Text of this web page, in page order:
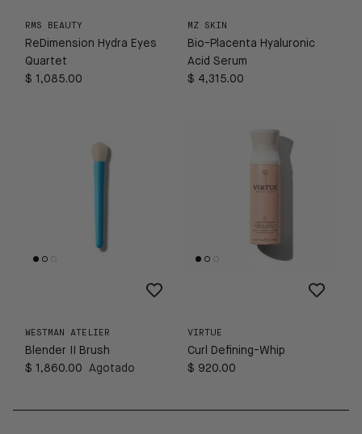
RMS BEAUTY
ReDimension Hydra Eyes
Quartet
$ 1,085.00
MZ SKIN
Bio-Placenta Hyaluronic
Acid Serum
$ 4,315.00
WESTMAN ATELIER
Blender II Brush
$ 1,860.00
Agotado
VIRTUE
Curl Defining-Whip
$ 920.00